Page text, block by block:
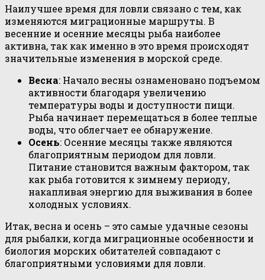
Наилучшее время для ловли связано с тем, как
изменяются миграционные маршруты. В
весенние и осенние месяцы рыба наиболее
активна, так как именно в это время происходят
значительные изменения в морской среде.
Весна: Начало весны ознаменовано подъемом
активности благодаря увеличению
температуры воды и доступности пищи.
Рыба начинает перемещаться в более теплые
воды, что облегчает ее обнаружение.
Осень: Осенние месяцы также являются
благоприятным периодом для ловли.
Питание становится важным фактором, так
как рыба готовится к зимнему периоду,
накапливая энергию для выживания в более
холодных условиях.
Итак, весна и осень – это самые удачные сезоны
для рыбалки, когда миграционные особенности и
биология морских обитателей совпадают с
благоприятными условиями для ловли.